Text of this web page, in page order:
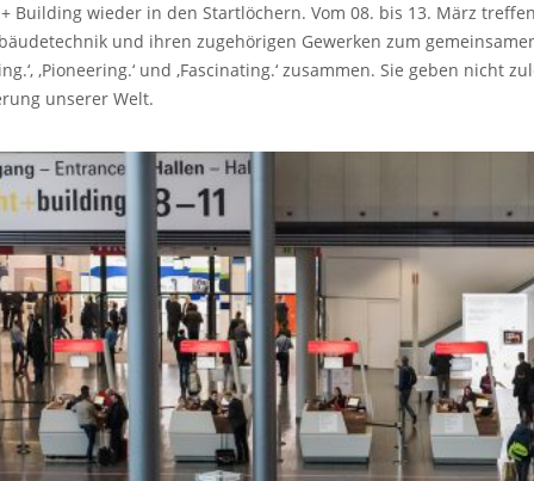
Building wieder in den Startlöchern. Vom 08. bis 13. März
und ihren zugehörigen Gewerken zum
‚Pioneering.‘ und ‚Fascinating.‘ zusammen. Sie geben nicht
unserer Welt.